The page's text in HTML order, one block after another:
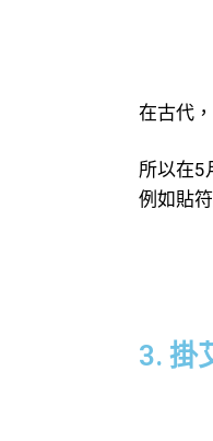
在古代
所以在5
例如貼
3. 掛